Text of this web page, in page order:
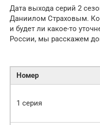
Дата выхода серий 2
Даниилом Страховым.
и будет ли какое-то
России, мы расскажем
Номер
1 серия